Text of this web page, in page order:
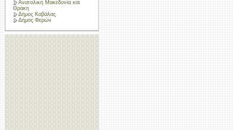
Ανατολική Μακεδονία και
Θράκη
Δήμος Καβάλας
Δήμος Φερών